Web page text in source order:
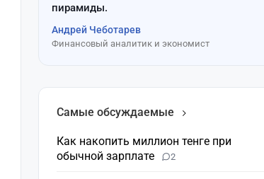
пирамиды.
Андрей Чеботарев
Финансовый аналитик и экономист
Самые обсуждаемые
Как накопить миллион тенге при
обычной зарплате
2